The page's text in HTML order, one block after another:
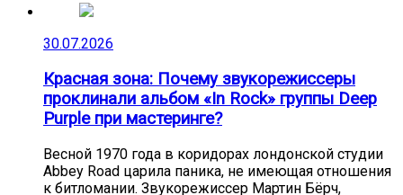
30.07.2026
Красная зона: Почему звукорежиссеры
проклинали альбом «In Rock» группы Deep
Purple при мастеринге?
Весной 1970 года в коридорах лондонской студии
Abbey Road царила паника, не имеющая отношения
к битломании. Звукорежиссер Мартин Бёрч,